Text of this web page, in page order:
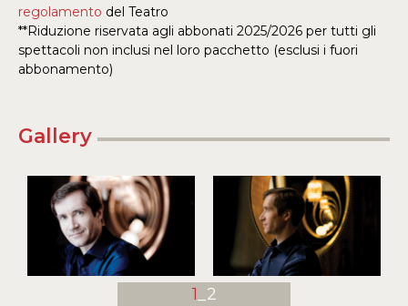
regolamento del Teatro
**Riduzione riservata agli abbonati 2025/2026 per tutti gli
spettacoli non inclusi nel loro pacchetto (esclusi i fuori
abbonamento)
Gallery
1 _2